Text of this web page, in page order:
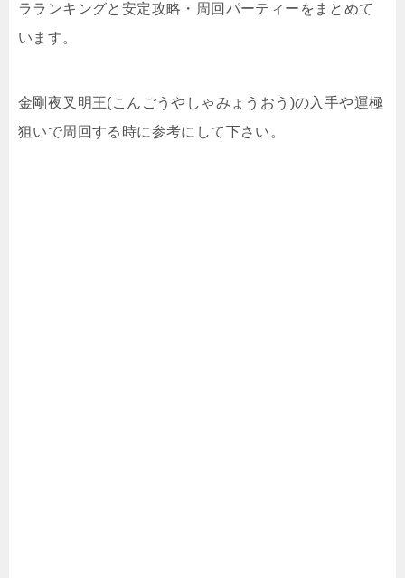
ラランキングと安定攻略・周回パーティーをまとめて
います。
金剛夜叉明王(こんごうやしゃみょうおう)の入手や運極
狙いで周回する時に参考にして下さい。